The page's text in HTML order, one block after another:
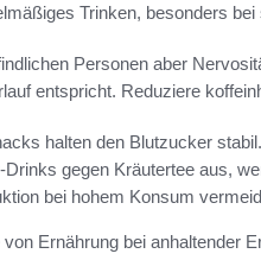
Trinken, besonders
Personen aber
entspricht. Reduziere
halten den Blutzucker stabil.
gegen Kräutertee aus,
bei hohem Konsum
Ernährung bei anhaltender